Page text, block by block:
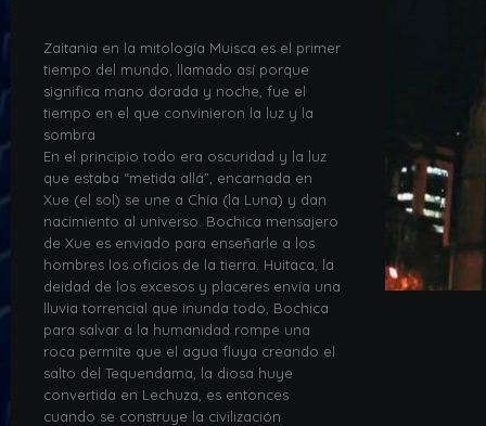
Zaitania en la mitología Muisca es el primer
tiempo del mundo, llamado así porque
significa mano dorada y noche, fue el
tiempo en el que convinieron la luz y la
sombra
En el principio todo era oscuridad y la luz
que estaba “metida allá”, encarnada en
Xue (el sol) se une a Chía (la Luna) y dan
nacimiento al universo. Bochica mensajero
de Xue es enviado para enseñarle a los
hombres los oficios de la tierra. Huitaca, la
deidad de los excesos y placeres envía una
lluvia torrencial que inunda todo, Bochica
para salvar a la humanidad rompe una
roca permite que el agua fluya creando el
salto del Tequendama, la diosa huye
convertida en Lechuza, es entonces
cuando se construye la civilización